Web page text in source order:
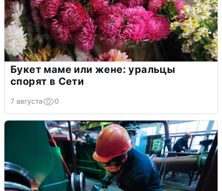
Букет маме или жене: уральцы
спорят в Сети
7 августа 0